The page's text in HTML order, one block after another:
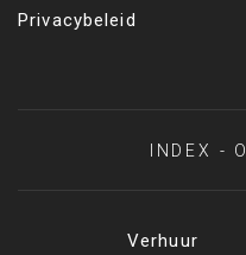
Privacybeleid
INDEX -
Verhuur